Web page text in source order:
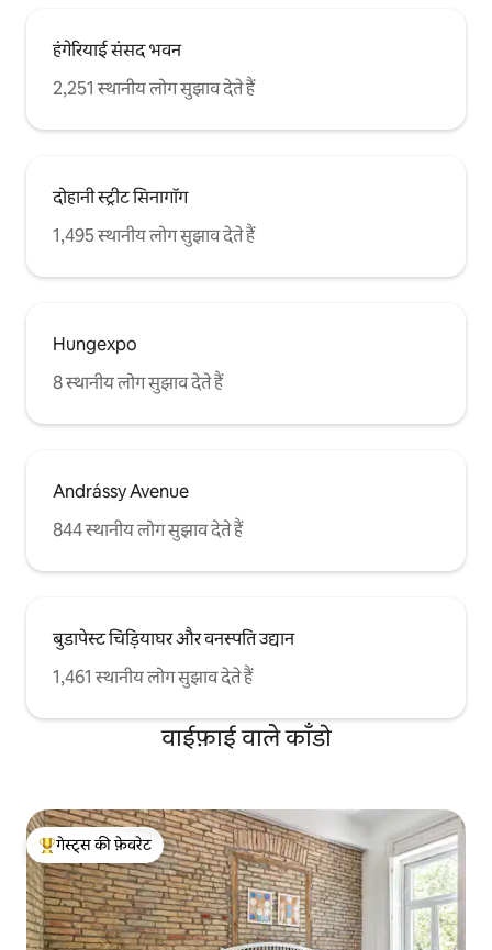
हंगेरियाई संसद भवन
2,251 स्थानीय लोग सुझाव देते हैं
दोहानी स्ट्रीट सिनागॉग
1,495 स्थानीय लोग सुझाव देते हैं
Hungexpo
8 स्थानीय लोग सुझाव देते हैं
Andrássy Avenue
844 स्थानीय लोग सुझाव देते हैं
बुडापेस्ट चिड़ियाघर और वनस्पति उद्यान
1,461 स्थानीय लोग सुझाव देते हैं
वाईफ़ाई वाले काँडो
गेस्ट्स का टॉप फ़ेवरेट
गेस्ट्स की फ़ेवरेट